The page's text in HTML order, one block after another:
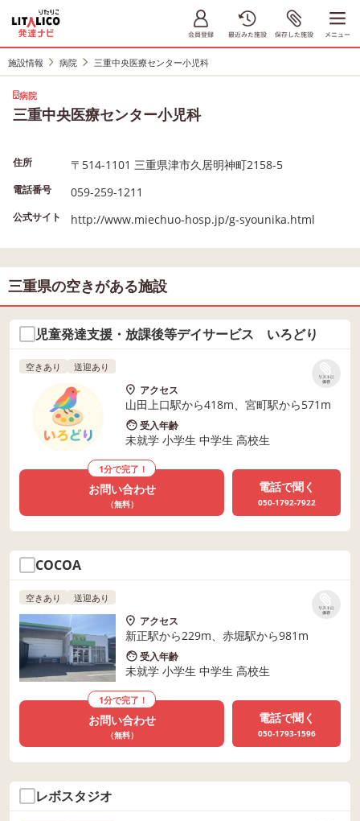
施設情報 病院 三重中央医療センター小児科
病院
三重中央医療センター小児科
住所 〒514-1101 三重県津市久居明神町2158-5
電話番号 059-259-1211
公式サイト http://www.miechuo-hosp.jp/g-syounika.html
三重県の空きがある施設
児童発達支援・放課後等デイサービス いろどり
リストに
保存
空きあり 送迎あり
アクセス
山田上口駅から418m、宮町駅から571m
受入年齢
未就学 小学生 中学生 高校生
1分で完了！
お問い合わせ
（無料）
電話で聞く
050-1792-7922
COCOA
リストに
保存
空きあり 送迎あり
アクセス
新正駅から229m、赤堀駅から981m
受入年齢
未就学 小学生 中学生 高校生
1分で完了！
お問い合わせ
（無料）
電話で聞く
050-1793-1596
レボスタジオ